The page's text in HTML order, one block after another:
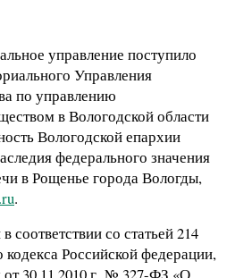
управление поступило
Управления
по управлению
в Вологодской области
Вологодской епархии
федерального значения
в Рощенье города Вологды,
.
соответствии со статьей 214
кодекса Российской федерации,